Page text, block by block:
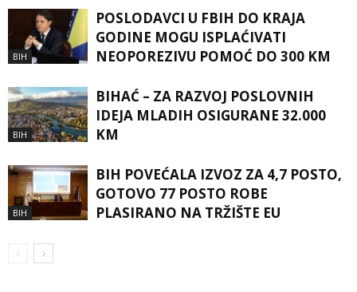
BIH
POSLODAVCI U FBIH DO KRAJA
GODINE MOGU ISPLAĆIVATI
NEOPOREZIVU POMOĆ DO 300 KM
BIH
BIHAĆ – ZA RAZVOJ POSLOVNIH
IDEJA MLADIH OSIGURANE 32.000
KM
BIH
BIH POVEĆALA IZVOZ ZA 4,7 POSTO,
GOTOVO 77 POSTO ROBE
PLASIRANO NA TRŽIŠTE EU